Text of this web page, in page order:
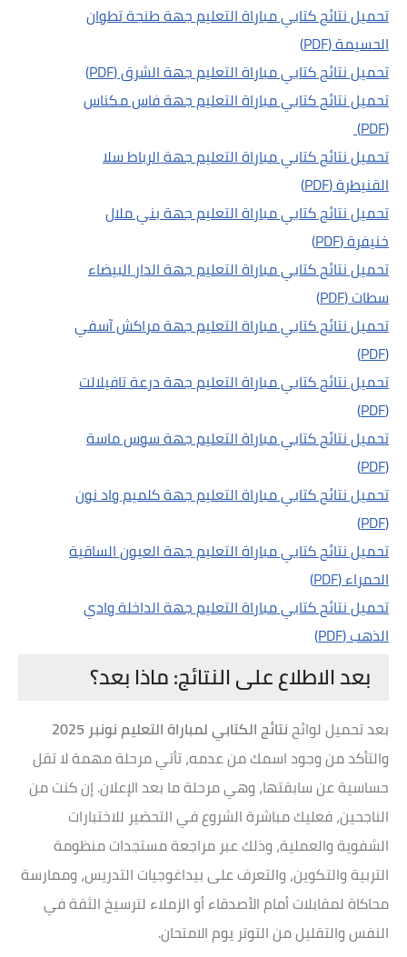
تحميل نتائج كتابي مباراة التعليم جهة طنجة تطوان
الحسيمة (PDF)
تحميل نتائج كتابي مباراة التعليم جهة الشرق (PDF)
تحميل نتائج كتابي مباراة التعليم جهة فاس مكناس
(PDF)
تحميل نتائج كتابي مباراة التعليم جهة الرباط سلا
القنيطرة (PDF)
تحميل نتائج كتابي مباراة التعليم جهة بني ملال
خنيفرة (PDF)
تحميل نتائج كتابي مباراة التعليم جهة الدار البيضاء
سطات (PDF)
تحميل نتائج كتابي مباراة التعليم جهة مراكش آسفي
(PDF)
تحميل نتائج كتابي مباراة التعليم جهة درعة تافيلالت
(PDF)
تحميل نتائج كتابي مباراة التعليم جهة سوس ماسة
(PDF)
تحميل نتائج كتابي مباراة التعليم جهة كلميم واد نون
(PDF)
تحميل نتائج كتابي مباراة التعليم جهة العيون الساقية
الحمراء (PDF)
تحميل نتائج كتابي مباراة التعليم جهة الداخلة وادي
الذهب (PDF)
بعد الاطلاع على النتائج: ماذا بعد؟
بعد تحميل لوائحنتائج الكتابي لمباراة التعليم نونبر 2025
والتأكد من وجود اسمك من عدمه، تأتي مرحلة مهمة لا تقل
حساسية عن سابقتها، وهي مرحلة ما بعد الإعلان. إن كنت من
الناجحين، فعليك مباشرة الشروع في التحضير للاختبارات
الشفوية والعملية، وذلك عبر مراجعة مستجدات منظومة
التربية والتكوين، والتعرف على بيداغوجيات التدريس، وممارسة
محاكاة لمقابلات أمام الأصدقاء أو الزملاء لترسيخ الثقة في
النفس والتقليل من التوتر يوم الامتحان.